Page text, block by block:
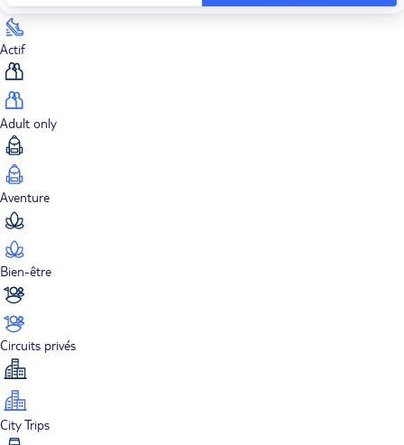
Actif
Adult only
Aventure
Bien-être
Circuits privés
City Trips